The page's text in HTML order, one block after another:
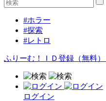
#ホラー
#探索
#レトロ
ふりーむ！ＩＤ登録（無料）
ログイン